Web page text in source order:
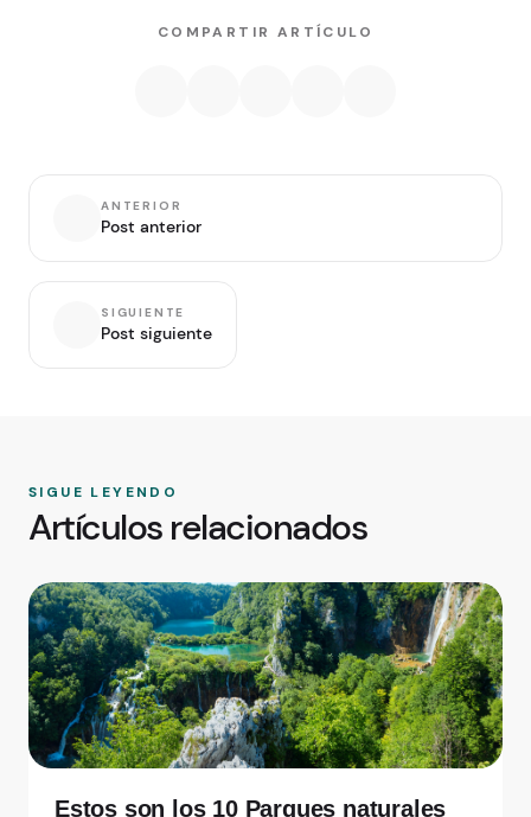
COMPARTIR ARTÍCULO
ANTERIOR
Post anterior
SIGUIENTE
Post siguiente
SIGUE LEYENDO
Artículos relacionados
Estos son los 10 Parques naturales